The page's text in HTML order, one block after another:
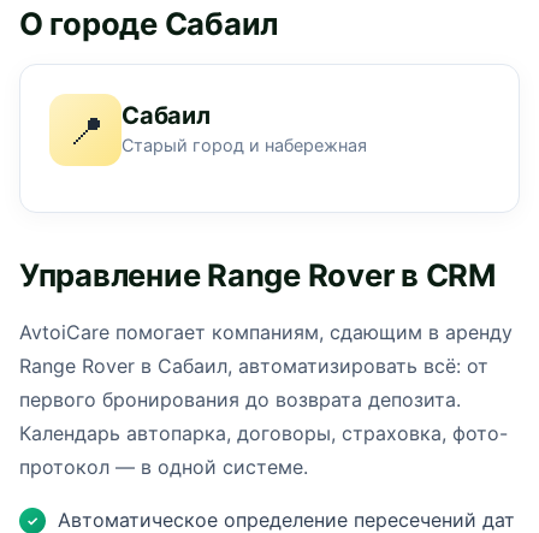
О городе Сабаил
📍 Сабаил
Старый город и набережная
Управление Range Rover в CRM
AvtoiCare помогает компаниям, сдающим в аренду
Range Rover в Сабаил, автоматизировать всё: от
первого бронирования до возврата депозита.
Календарь автопарка, договоры, страховка, фото-
протокол — в одной системе.
✓ Автоматическое определение пересечений дат